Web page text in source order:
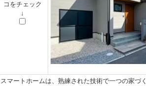
コをチェック
↓
スマートホームは、熟練された技術で一つの家